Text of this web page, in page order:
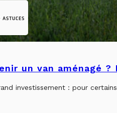
un van aménagé
investissement : pour